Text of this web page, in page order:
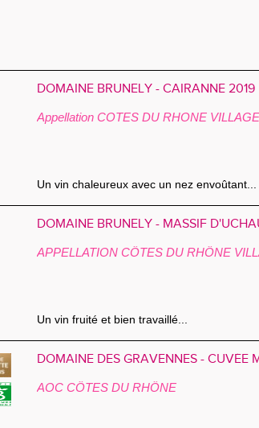
DOMAINE BRUNELY - CAIRANNE 2019
Appellation COTES DU RHONE VILLAGE
Un vin chaleureux avec un nez envoûtant...
DOMAINE BRUNELY - MASSIF
APPELLATION CÔTES DU RHÔNE
Un vin fruité et bien travaillé...
DOMAINE DES GRAVENNES - CUVÉE
AOC CÔTES DU RHÔNE